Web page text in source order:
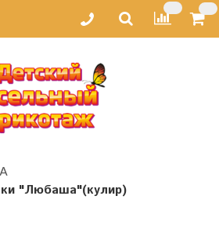
"Любаша"(кулир)